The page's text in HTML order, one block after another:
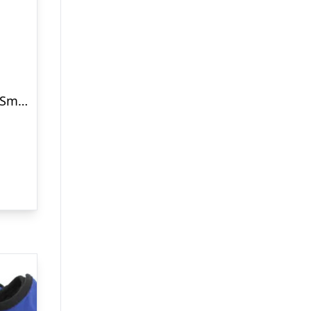
Hunde striktrøje / latte – Small